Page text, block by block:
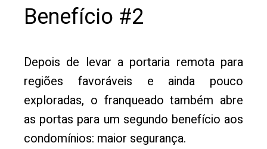
Benefício #2
Depois de levar a portaria remota para
regiões favoráveis e ainda pouco
exploradas, o franqueado também abre
as portas para um segundo benefício aos
condomínios: maior segurança.